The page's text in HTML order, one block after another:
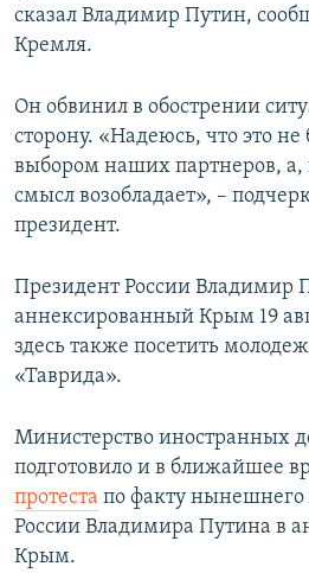
сказал Владимир Путин,
Кремля.
Он обвинил в обострении
сторону. «Надеюсь, что это
выбором наших партнеров, а,
смысл возобладает», –
президент.
Президент России Владимир
аннексированный Крым 19
здесь также посетить
«Таврида».
Министерство иностранных
подготовило и в ближайшее
протеста по факту нынешнего
России Владимира Путина в
Крым.